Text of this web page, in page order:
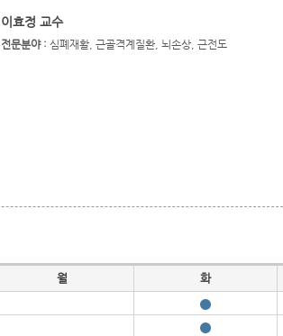
이효정 교수
전문분야 : 심폐재활, 근골격계질환, 뇌손상, 근전도
월 화